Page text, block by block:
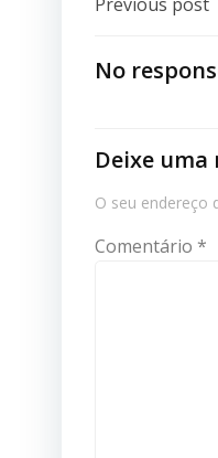
De
No
Deixe uma
O seu endereço
Comentário *